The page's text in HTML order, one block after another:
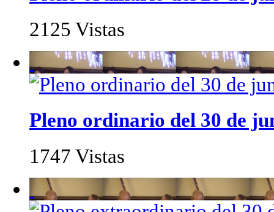
2125 Vistas
Pleno ordinario del 30 de
1747 Vistas